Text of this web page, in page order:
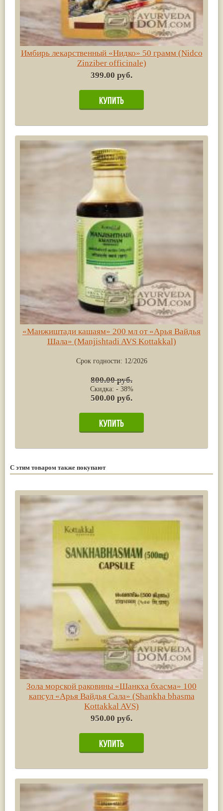
Имбирь лекарственный «Нидко» 50 грамм (Nidco
Zinziber officinale)
399.00 руб.
«Манжиштади кашаям» 200 мл от «Арья Вайдья
Шала» (Manjishtadi AVS Kottakkal)
Срок годности: 12/2026
800.00 руб.
Скидка: - 38%
500.00 руб.
С этим товаром также покупают
Зола морской раковины «Шанкха бхасма» 100
капсул «Арья Вайдья Сала» (Shankha bhasma
Kottakkal AVS)
950.00 руб.